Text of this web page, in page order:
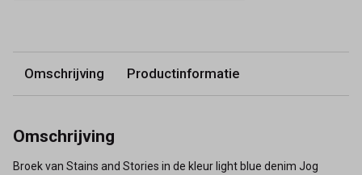
Omschrijving Productinformatie
Omschrijving
Broek van Stains and Stories in de kleur light blue denim Jog